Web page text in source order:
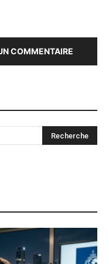
COMMENTAIRE